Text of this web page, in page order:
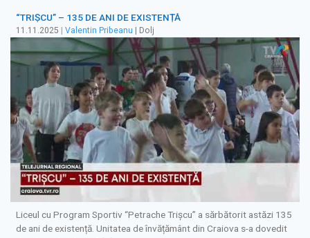
“TRIȘCU” – 135 DE ANI DE EXISTENȚĂ
11.11.2025 | Valentin Pribeanu | Dolj
Liceul cu Program Sportiv “Petrache Trișcu” a sărbătorit astăzi 135
de ani de existență. Unitatea de învățământ din Craiova s-a dovedit